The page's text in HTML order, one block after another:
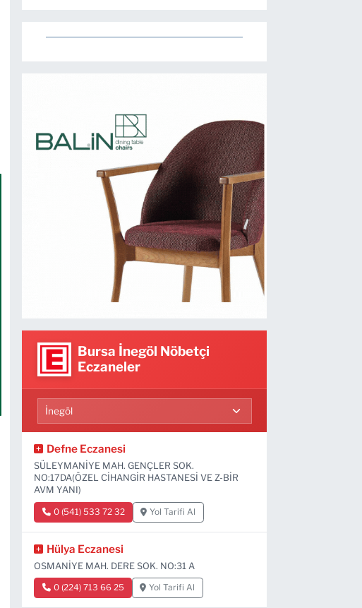
Bursa İnegöl Nöbetçi
Eczaneler
Defne Eczanesi
SÜLEYMANİYE MAH. GENÇLER SOK.
NO:17DA(ÖZEL CİHANGİR HASTANESİ VE Z-BİR
AVM YANI)
0 (541) 533 72 32 Yol Tarifi Al
Hülya Eczanesi
OSMANİYE MAH. DERE SOK. NO:31 A
0 (224) 713 66 25 Yol Tarifi Al